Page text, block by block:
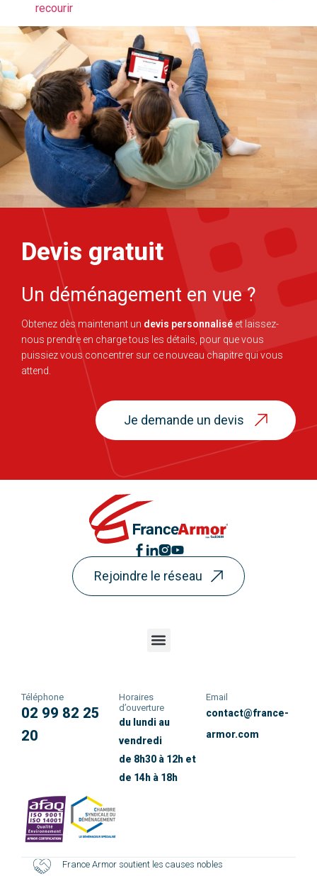
recourir
Devis gratuit
Un déménagement en vue ?
Obtenez dès maintenant un devis personnalisé et laissez-
nous prendre en charge tous les détails, pour que vous
puissiez vous concentrer sur ce nouveau chapitre qui vous
attend.
Je demande un devis
Rejoindre le réseau
Téléphone
02 99 82 25
20
Horaires
d’ouverture
du lundi au
vendredi
de 8h30 à 12h et
de 14h à 18h
Email
contact@france-
armor.com
France Armor soutient les causes nobles